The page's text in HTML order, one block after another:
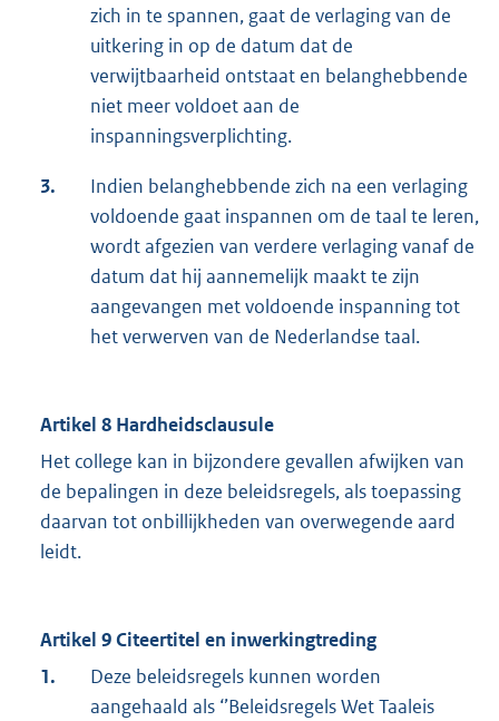
zich in te spannen, gaat de verlaging van de
uitkering in op de datum dat de
verwijtbaarheid ontstaat en belanghebbende
niet meer voldoet aan de
inspanningsverplichting.
3.
Indien belanghebbende zich na een verlaging
voldoende gaat inspannen om de taal te leren,
wordt afgezien van verdere verlaging vanaf de
datum dat hij aannemelijk maakt te zijn
aangevangen met voldoende inspanning tot
het verwerven van de Nederlandse taal.
Artikel 8 Hardheidsclausule
Het college kan in bijzondere gevallen afwijken van
de bepalingen in deze beleidsregels, als toepassing
daarvan tot onbillijkheden van overwegende aard
leidt.
Artikel 9 Citeertitel en inwerkingtreding
1.
Deze beleidsregels kunnen worden
aangehaald als ‘’Beleidsregels Wet Taaleis